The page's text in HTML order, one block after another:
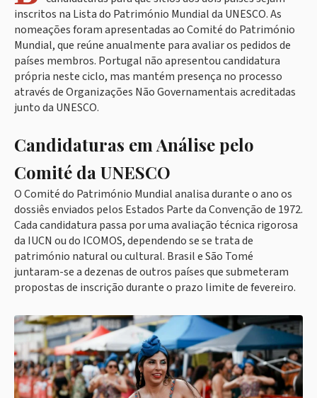
inscritos na Lista do Património Mundial da UNESCO. As
nomeações foram apresentadas ao Comité do Património
Mundial, que reúne anualmente para avaliar os pedidos de
países membros. Portugal não apresentou candidatura
própria neste ciclo, mas mantém presença no processo
através de Organizações Não Governamentais acreditadas
junto da UNESCO.
Candidaturas em Análise pelo
Comité da UNESCO
O Comité do Património Mundial analisa durante o ano os
dossiês enviados pelos Estados Parte da Convenção de 1972.
Cada candidatura passa por uma avaliação técnica rigorosa
da IUCN ou do ICOMOS, dependendo se se trata de
património natural ou cultural. Brasil e São Tomé
juntaram-se a dezenas de outros países que submeteram
propostas de inscrição durante o prazo limite de fevereiro.